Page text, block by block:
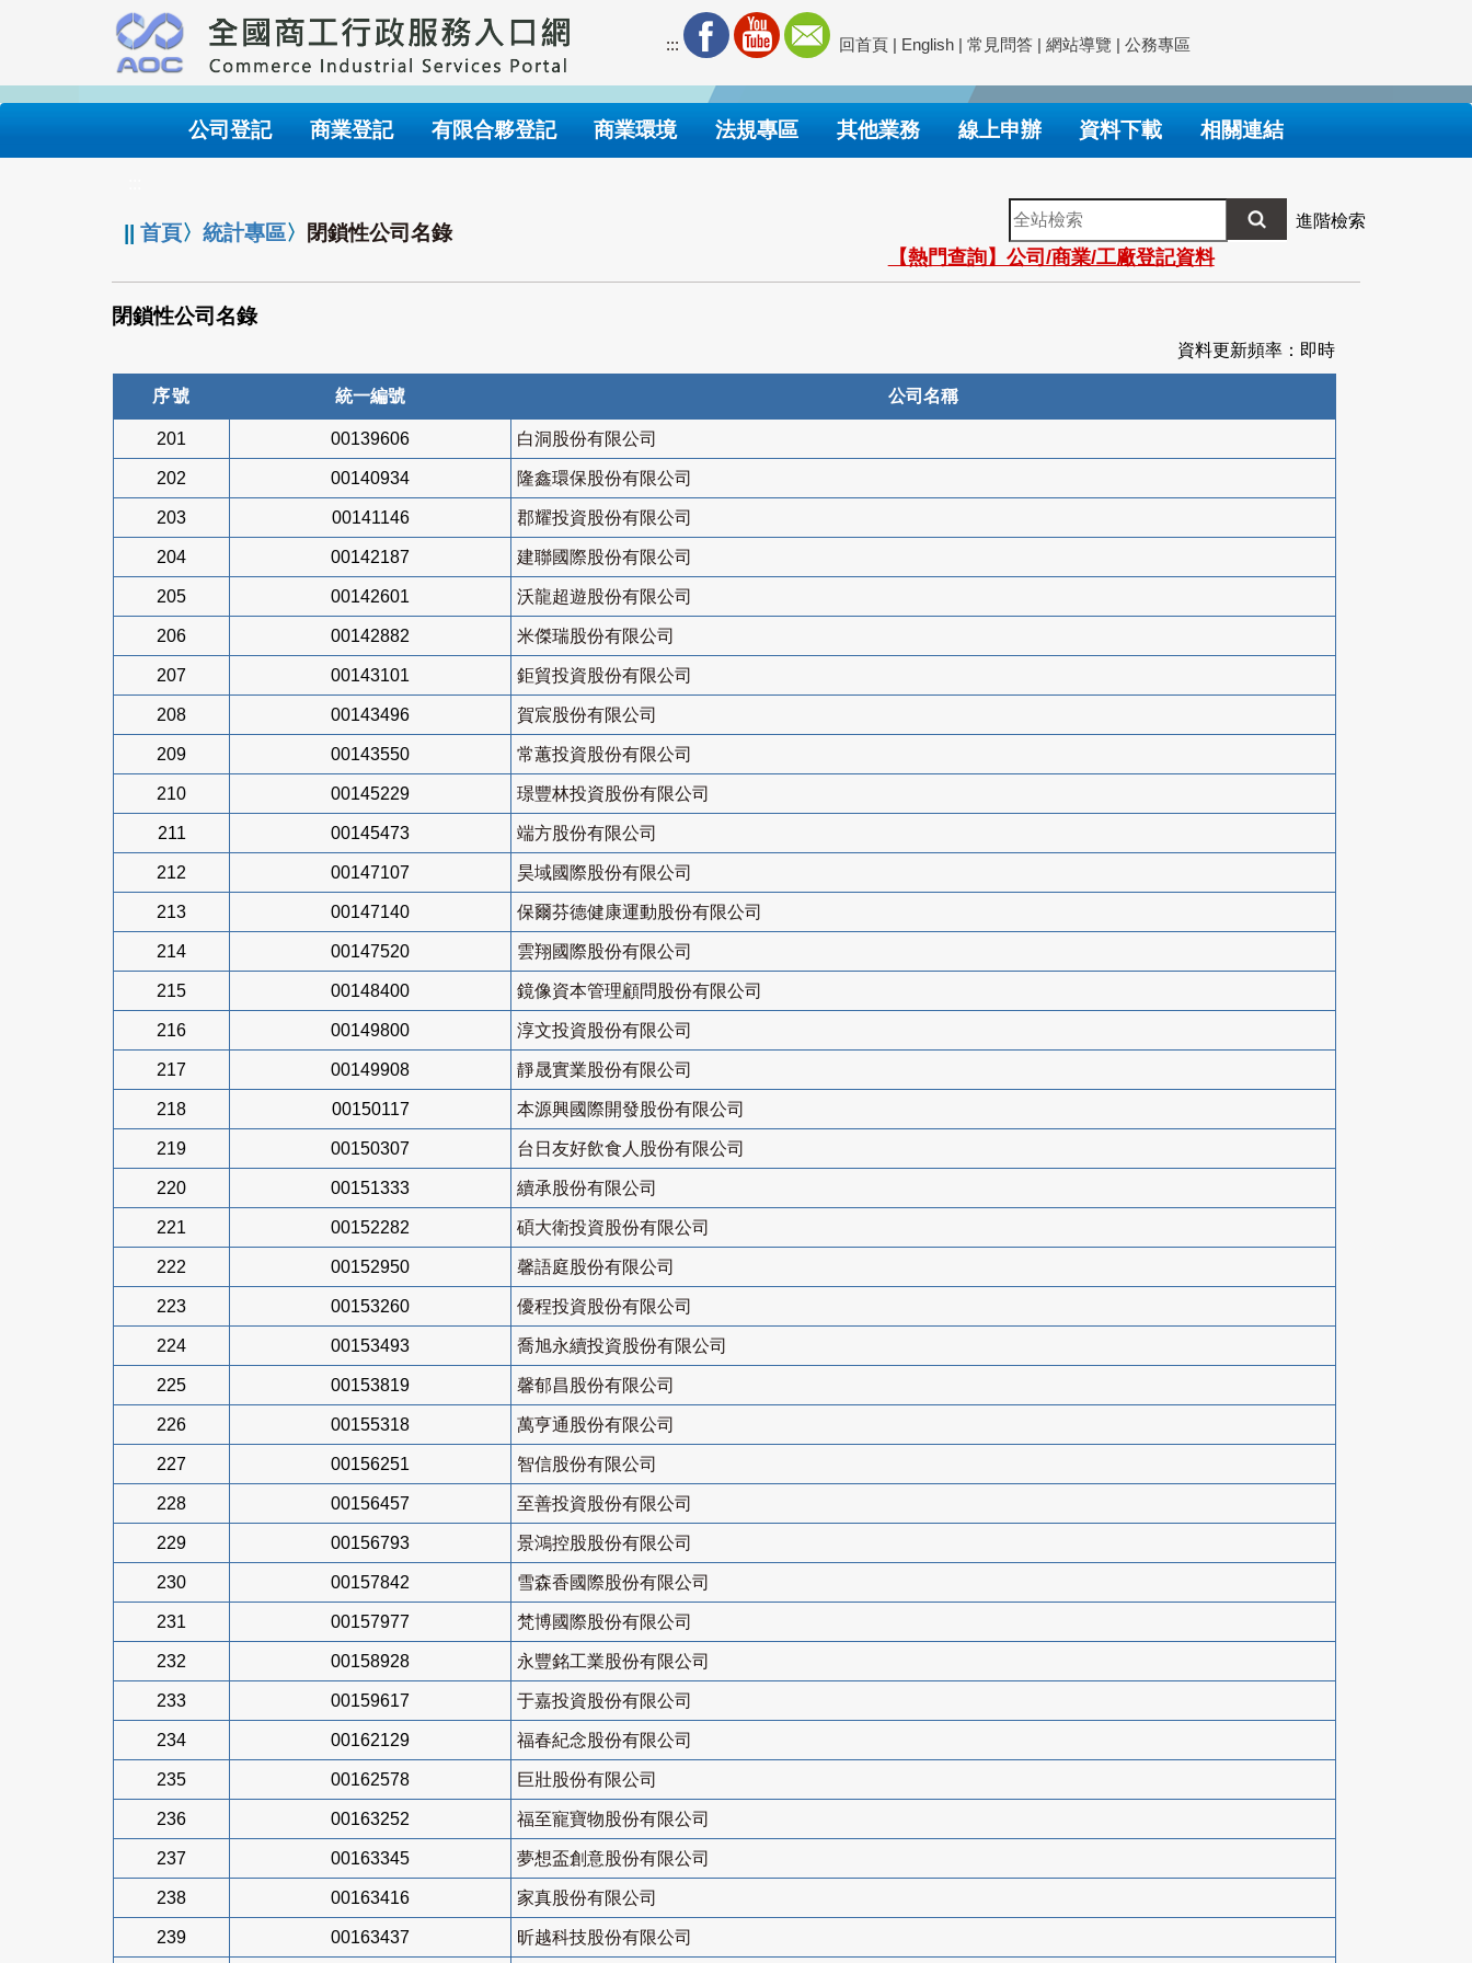
要
內
::: 回首頁 | English | 常見問答 | 網站導覽 | 公務專區
公司登記 商業登記 有限合夥登記 商業環境 法規專區 其他業務 線上申辦 資料下載 相關連結
||首頁〉統計專區〉 閉鎖性公司名錄
全
站
檢
索
進階檢索
【熱門查詢】公司/商業/工廠登記資料
閉鎖性公司名錄
資料更新頻率：即時
序號 統一編號 公司名稱
201 00139606 白洞股份有限公司
202 00140934 隆鑫環保股份有限公司
203 00141146 郡耀投資股份有限公司
204 00142187 建聯國際股份有限公司
205 00142601 沃龍超遊股份有限公司
206 00142882 米傑瑞股份有限公司
207 00143101 鉅貿投資股份有限公司
208 00143496 賀宸股份有限公司
209 00143550 常蕙投資股份有限公司
210 00145229 璟豐林投資股份有限公司
211 00145473 端方股份有限公司
212 00147107 昊域國際股份有限公司
213 00147140 保爾芬德健康運動股份有限公司
214 00147520 雲翔國際股份有限公司
215 00148400 鏡像資本管理顧問股份有限公司
216 00149800 淳文投資股份有限公司
217 00149908 靜晟實業股份有限公司
218 00150117 本源興國際開發股份有限公司
219 00150307 台日友好飲食人股份有限公司
220 00151333 續承股份有限公司
221 00152282 碩大衛投資股份有限公司
222 00152950 馨語庭股份有限公司
223 00153260 優程投資股份有限公司
224 00153493 喬旭永續投資股份有限公司
225 00153819 馨郁昌股份有限公司
226 00155318 萬亨通股份有限公司
227 00156251 智信股份有限公司
228 00156457 至善投資股份有限公司
229 00156793 景鴻控股股份有限公司
230 00157842 雪森香國際股份有限公司
231 00157977 梵博國際股份有限公司
232 00158928 永豐銘工業股份有限公司
233 00159617 于嘉投資股份有限公司
234 00162129 福春紀念股份有限公司
235 00162578 巨壯股份有限公司
236 00163252 福至寵寶物股份有限公司
237 00163345 夢想盃創意股份有限公司
238 00163416 家真股份有限公司
239 00163437 昕越科技股份有限公司